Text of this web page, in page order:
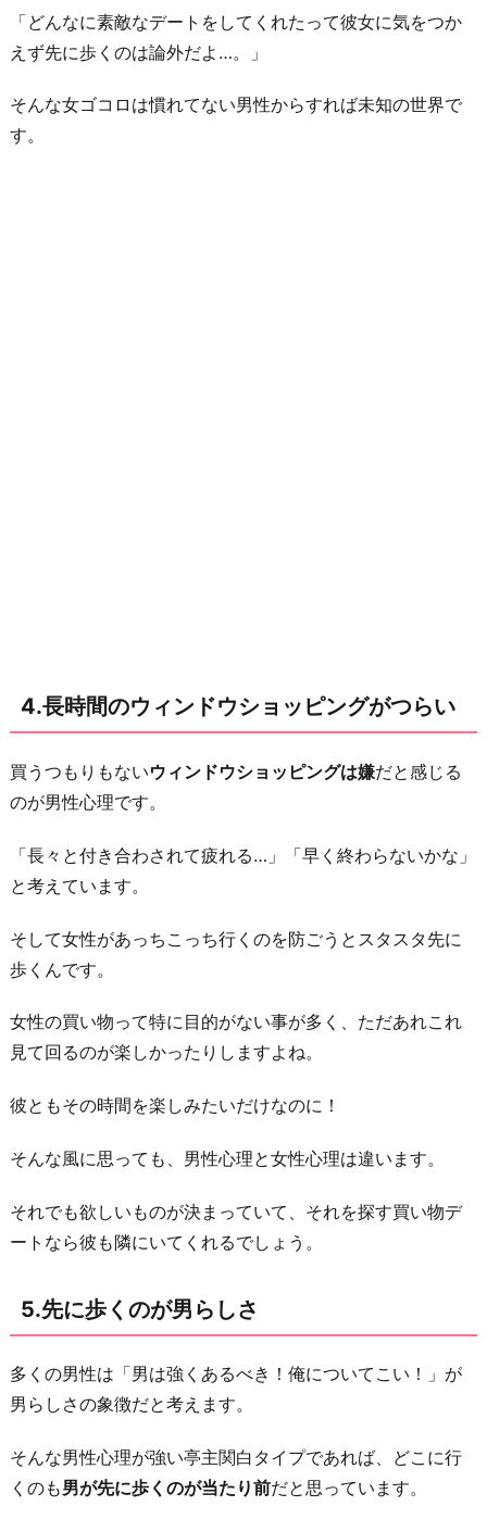
放
で
た
通
り
し
た
い
お
り
に
「どんなに素敵なデートをしてくれたって彼女に気をつか
えず先に歩くのは論外だよ…。」
そんな女ゴコロは慣れてない男性からすれば未知の世界で
す。
4.長時間のウィンドウショッピングがつらい
買うつもりもないウィンドウショッピングは嫌だと感じる
のが男性心理です。
「長々と付き合わされて疲れる…」「早く終わらないかな」
と考えています。
そして女性があっちこっち行くのを防ごうとスタスタ先に
歩くんです。
女性の買い物って特に目的がない事が多く、ただあれこれ
見て回るのが楽しかったりしますよね。
彼ともその時間を楽しみたいだけなのに！
そんな風に思っても、男性心理と女性心理は違います。
それでも欲しいものが決まっていて、それを探す買い物デ
ートなら彼も隣にいてくれるでしょう。
5.先に歩くのが男らしさ
多くの男性は「男は強くあるべき！俺についてこい！」が
男らしさの象徴だと考えます。
そんな男性心理が強い亭主関白タイプであれば、どこに行
くのも男が先に歩くのが当たり前だと思っています。